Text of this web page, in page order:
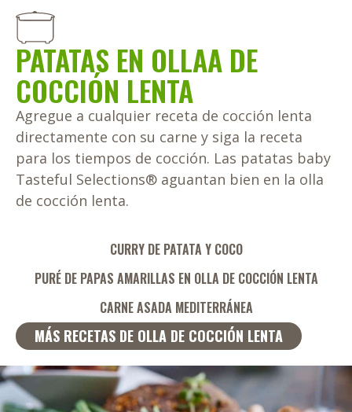
PATATAS EN OLLAA DE
COCCIÓN LENTA
Agregue a cualquier receta de cocción lenta
directamente con su carne y siga la receta
para los tiempos de cocción. Las patatas baby
Tasteful Selections® aguantan bien en la olla
de cocción lenta.
CURRY DE PATATA Y COCO
PURÉ DE PAPAS AMARILLAS EN OLLA DE COCCIÓN LENTA
CARNE ASADA MEDITERRÁNEA
MÁS RECETAS DE OLLA DE COCCIÓN LENTA